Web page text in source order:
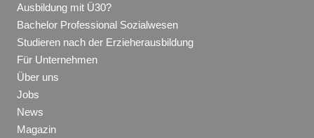
Ausbildung mit Ü30?
Bachelor Professional Sozialwesen
Studieren nach der Erzieherausbildung
Für Unternehmen
Über uns
Jobs
News
Magazin